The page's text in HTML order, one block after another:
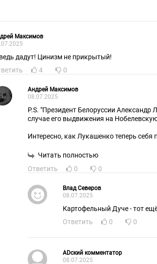
Максимов
дадут! Цинизм не прикрытый!
4 0
Андрей Максимов
08.07.2025
P.S. "Президент Белоруссии
случае его выдвижения на
Интересно, как Лукашенко теперь себя
Читать полностью
Ответить
0 0
Влад Северов
08.07.2025
Картофельный Дуче - тот
Ответить
0 0
ADский комментатор
08.07.2025